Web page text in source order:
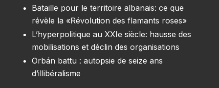
Bataille pour le territoire albanais: ce que
révèle la «Révolution des flamants roses»
L’hyperpolitique au XXIe siècle: hausse des
mobilisations et déclin des organisations
Orbán battu : autopsie de seize ans
d’illibéralisme